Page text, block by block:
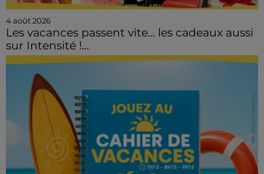
4 août 2026
Les vacances passent vite... les cadeaux aussi
sur Intensité !...